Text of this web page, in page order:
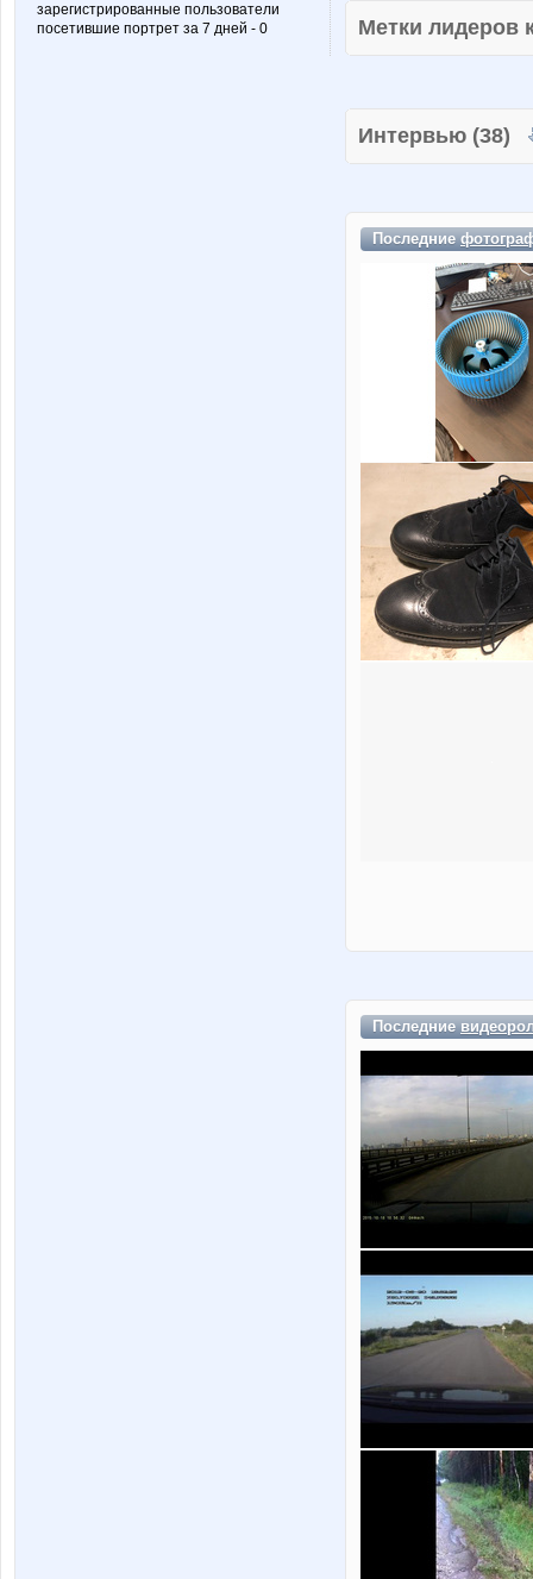
зарегистрированные пользователи
посетившие портрет за 7 дней - 0
Метки
Интервью (38)
Последние
Последние